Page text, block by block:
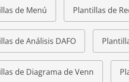
de Menú Plantillas de
de Análisis DAFO
de Diagrama de Venn